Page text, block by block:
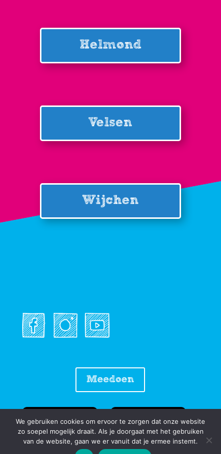
Helmond
Velsen
Wijchen
Meedoen
We gebruiken cookies om ervoor te zorgen dat onze website
zo soepel mogelijk draait. Als je doorgaat met het gebruiken
van de website, gaan we er vanuit dat je ermee instemt.